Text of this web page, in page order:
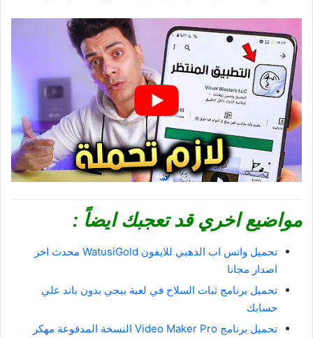
مواضيع اخري قد تعجبك ايضاً :
تحميل واتس اب الذهبي للايفون WatusiGold محدث اخر
اصدار مجانا
تحميل برنامج ثبات السلاح في لعبة ببجي بدون باند علي
حسابك
تحميل برنامج Video Maker Pro النسخة المدفوعة مهكر